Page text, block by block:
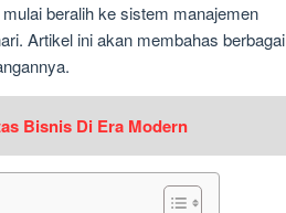
beralih ke sistem manajemen
Artikel ini akan membahas berbagai
Bisnis Di Era Modern